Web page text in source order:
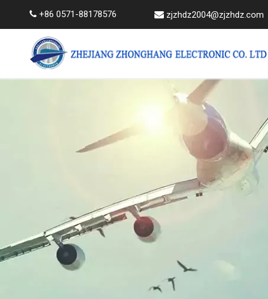
 +86 0571-88178576  zjzhdz2004@zjzhdz.com